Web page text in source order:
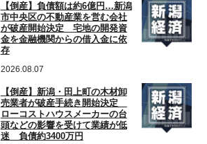
【倒産】負債額は約6億円…新潟
市中央区の不動産業を営む会社
が破産開始決定 宅地の開発資
金を金融機関からの借入金に依
存
2026.08.07
【倒産】新潟・田上町の木材卸
売業者が破産手続き開始決定
ローコストハウスメーカーの台
頭などの影響を受けて業績が低
迷 負債約3400万円